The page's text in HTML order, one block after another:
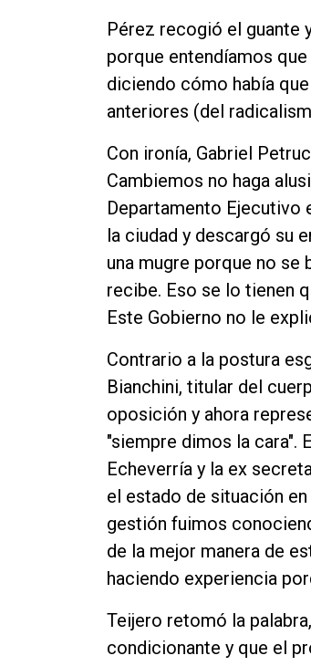
Pérez recogió el guante
porque entendíamos
diciendo cómo había
anteriores (del
Con ironía, Gabriel
Cambiemos no haga
Departamento Ejecutivo
la ciudad y descargó su
una mugre porque no se
recibe. Eso se lo tienen
Este Gobierno no le
Contrario a la postura
Bianchini, titular del
oposición y ahora
"siempre dimos la cara".
Echeverría y la ex
el estado de situación
gestión fuimos
de la mejor manera de
haciendo experiencia
Teijero retomó la
condicionante y que el